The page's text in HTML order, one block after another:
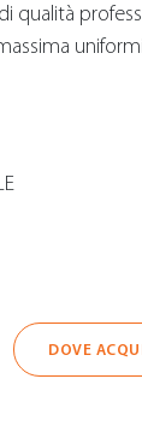
qualità
DOVE